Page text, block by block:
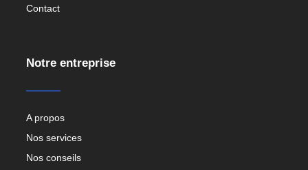
Contact
Notre entreprise
A propos
Nos services
Nos conseils